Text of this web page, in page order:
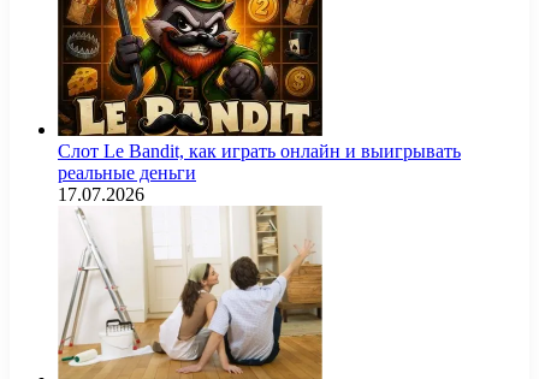
Слот Le Bandit, как играть онлайн и выигрывать
реальные деньги
17.07.2026